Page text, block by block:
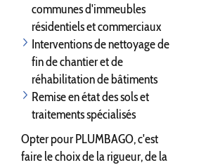
communes d'immeubles
résidentiels et commerciaux
Interventions de nettoyage de
fin de chantier et de
réhabilitation de bâtiments
Remise en état des sols et
traitements spécialisés
Opter pour PLUMBAGO, c'est
faire le choix de la rigueur, de la